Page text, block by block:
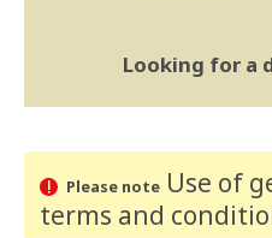
Looking for a
Please noteUse of
terms and